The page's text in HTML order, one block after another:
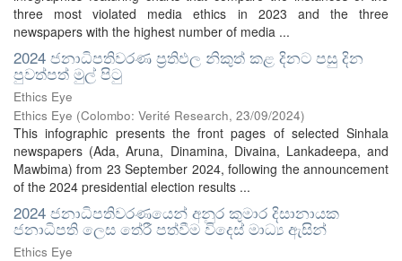
three most violated media ethics in 2023 and the three
newspapers with the highest number of media ...
2024 ජනාධිපතිවරණ ප්‍රතිඵල නිකුත් කළ දිනට පසු දින
පුවත්පත් මුල් පිටු
Ethics Eye
Ethics Eye (Colombo: Verité Research, 23/09/2024)
This infographic presents the front pages of selected Sinhala
newspapers (Ada, Aruna, Dinamina, Divaina, Lankadeepa, and
Mawbima) from 23 September 2024, following the announcement
of the 2024 presidential election results ...
2024 ජනාධිපතිවරණයෙන් අනුර කුමාර දිසානායක
ජනාධිපති ලෙස තේරී පත්වීම විදෙස් මාධ්‍ය ඇසින්
Ethics Eye